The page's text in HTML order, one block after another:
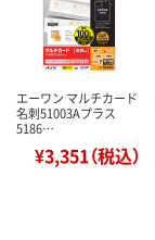
エーワン マルチカード
名刺51003Aプラス
5186…
¥3,351（税込）